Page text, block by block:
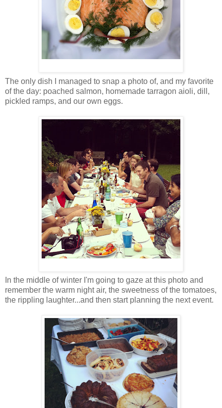
The only dish I managed to snap a photo of, and my favorite
of the day: poached salmon, homemade tarragon aioli, dill,
pickled ramps, and our own eggs.
In the middle of winter I'm going to gaze at this photo and
remember the warm night air, the sweetness of the tomatoes,
the rippling laughter...and then start planning the next event.